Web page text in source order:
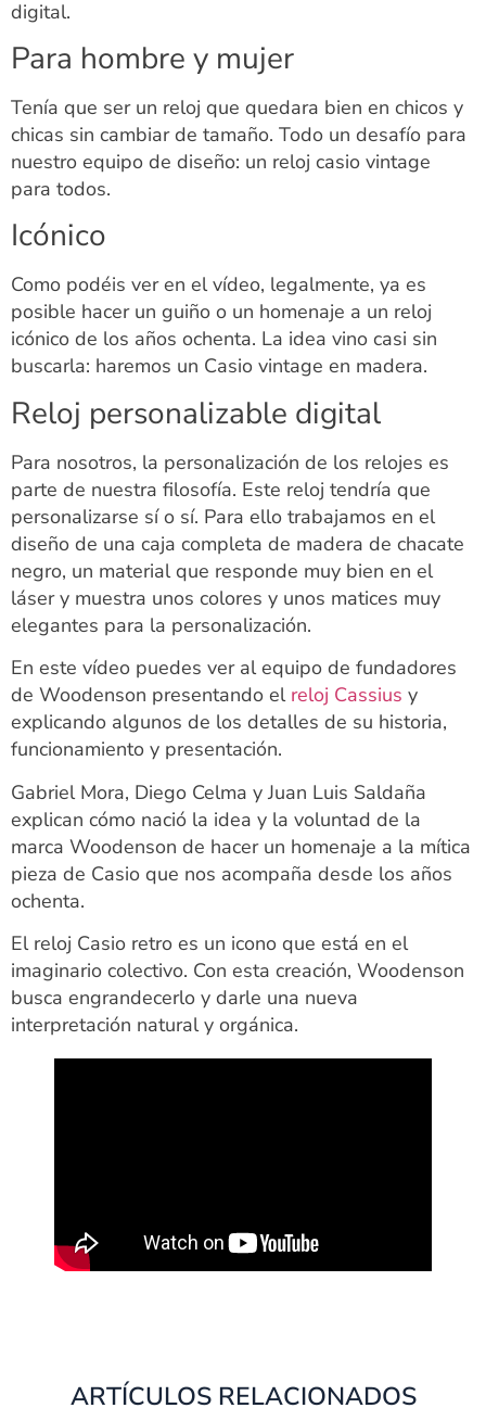
digital.
Para hombre y mujer
Tenía que ser un reloj que quedara bien en chicos y
chicas sin cambiar de tamaño. Todo un desafío para
nuestro equipo de diseño: un reloj casio vintage
para todos.
Icónico
Como podéis ver en el vídeo, legalmente, ya es
posible hacer un guiño o un homenaje a un reloj
icónico de los años ochenta. La idea vino casi sin
buscarla: haremos un Casio vintage en madera.
Reloj personalizable digital
Para nosotros, la personalización de los relojes es
parte de nuestra filosofía. Este reloj tendría que
personalizarse sí o sí. Para ello trabajamos en el
diseño de una caja completa de madera de chacate
negro, un material que responde muy bien en el
láser y muestra unos colores y unos matices muy
elegantes para la personalización.
En este vídeo puedes ver al equipo de fundadores
de Woodenson presentando el reloj Cassius y
explicando algunos de los detalles de su historia,
funcionamiento y presentación.
Gabriel Mora, Diego Celma y Juan Luis Saldaña
explican cómo nació la idea y la voluntad de la
marca Woodenson de hacer un homenaje a la mítica
pieza de Casio que nos acompaña desde los años
ochenta.
El reloj Casio retro es un icono que está en el
imaginario colectivo. Con esta creación, Woodenson
busca engrandecerlo y darle una nueva
interpretación natural y orgánica.
ARTÍCULOS RELACIONADOS